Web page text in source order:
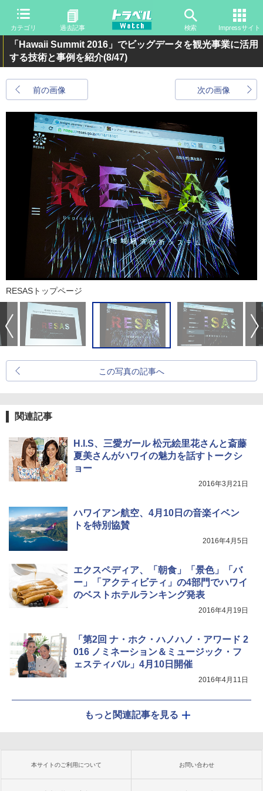
カテゴリ 過去記事 検索 Impressサイト
「Hawaii Summit 2016」でビッグデータを観光事業に活用
する技術と事例を紹介(8/47)
前の画像 次の画像
RESASトップページ
この写真の記事へ
関連記事
H.I.S、三愛ガール 松元絵里花さんと斎藤
夏美さんがハワイの魅力を話すトークシ
ョー
2016年3月21日
ハワイアン航空、4月10日の音楽イベン
トを特別協賛
2016年4月5日
エクスペディア、「朝食」「景色」「バ
ー」「アクティビティ」の4部門でハワイ
のベストホテルランキング発表
2016年4月19日
「第2回 ナ・ホク・ハノハノ・アワード 2
016 ノミネーション＆ミュージック・フ
ェスティバル」4月10日開催
2016年4月11日
もっと関連記事を見る
本サイトのご利用について お問い合わせ